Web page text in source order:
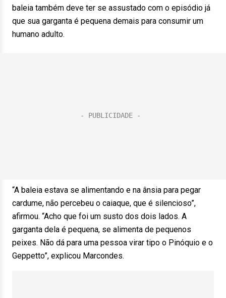
baleia também deve ter se assustado com o episódio já
que sua garganta é pequena demais para consumir um
humano adulto.
“A baleia estava se alimentando e na ânsia para pegar
cardume, não percebeu o caiaque, que é silencioso”,
afirmou. “Acho que foi um susto dos dois lados. A
garganta dela é pequena, se alimenta de pequenos
peixes. Não dá para uma pessoa virar tipo o Pinóquio e o
Geppetto”, explicou Marcondes.